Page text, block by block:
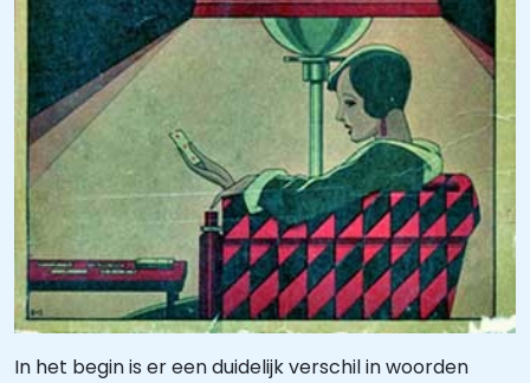
In het begin is er een duidelijk verschil in woorden